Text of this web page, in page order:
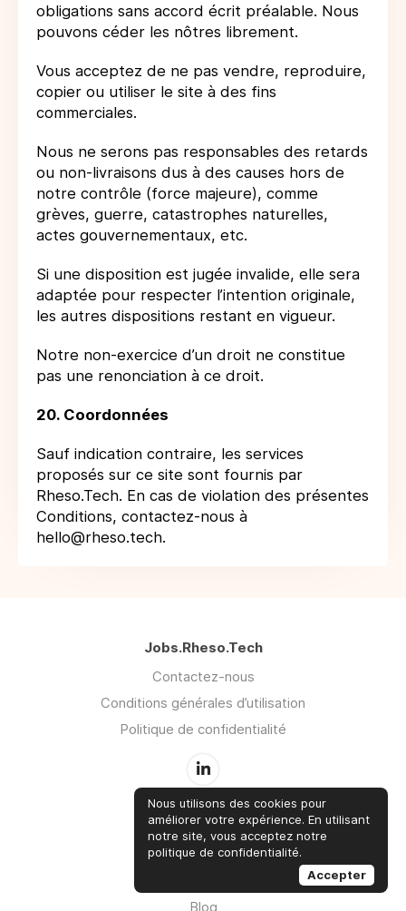
obligations sans accord écrit préalable. Nous
pouvons céder les nôtres librement.
Vous acceptez de ne pas vendre, reproduire,
copier ou utiliser le site à des fins
commerciales.
Nous ne serons pas responsables des retards
ou non-livraisons dus à des causes hors de
notre contrôle (force majeure), comme
grèves, guerre, catastrophes naturelles,
actes gouvernementaux, etc.
Si une disposition est jugée invalide, elle sera
adaptée pour respecter l’intention originale,
les autres dispositions restant en vigueur.
Notre non-exercice d’un droit ne constitue
pas une renonciation à ce droit.
20. Coordonnées
Sauf indication contraire, les services
proposés sur ce site sont fournis par
Rheso.Tech. En cas de violation des présentes
Conditions, contactez-nous à
hello@rheso.tech.
Jobs.Rheso.Tech
Contactez-nous
Conditions générales d’utilisation
Politique de confidentialité
Menu
Offres d'emploi
Blog
Nous utilisons des cookies pour
améliorer votre expérience. En utilisant
notre site, vous acceptez notre
politique de confidentialité.
Accepter